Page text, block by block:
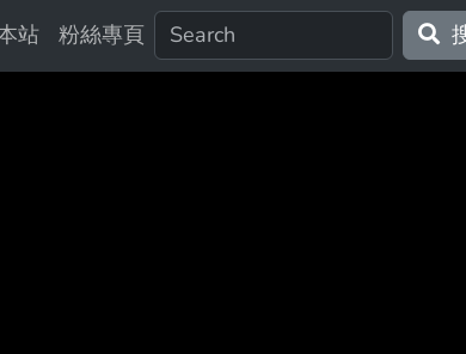
站 粉絲專頁